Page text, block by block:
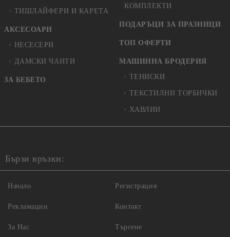
ТИШЛАЙФЕРИ И КАРЕТА
АКСЕСОАРИ
НЕСЕСЕРИ
ДАМСКИ ЧАНТИ
ЗА БЕБЕТО
КОМПЛЕКТИ
ПОДАРЪЦИ ЗА ПРАЗНИЦИ
ТОП ОФЕРТИ
МАШИННА БРОДЕРИЯ
ТЕНИСКИ
ТЕКСТИЛНИ ТОРБИЧКИ
ХАВЛИИ
Бързи връзки:
Начало
Рекламации
За Нас
Регистрация
Контакт
Търсене